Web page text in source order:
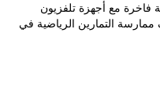
مع أجهزة تلفزيون
التمارين الرياضية في